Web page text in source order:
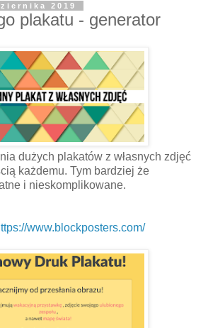
2019
plakatu - generator
dużych plakatów z własnych zdjęć
każdemu. Tym bardziej że
i nieskomplikowane.
www.blockposters.com/